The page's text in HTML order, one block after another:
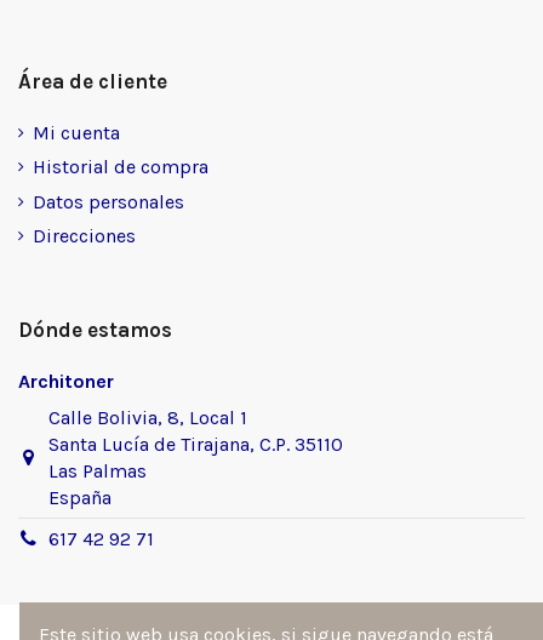
Área de cliente
Mi cuenta
Historial de compra
Datos personales
Direcciones
Dónde estamos
Architoner
Calle Bolivia, 8, Local 1
Santa Lucía de Tirajana, C.P. 35110
Las Palmas
España
617 42 92 71
Este sitio web usa cookies, si sigue navegando está